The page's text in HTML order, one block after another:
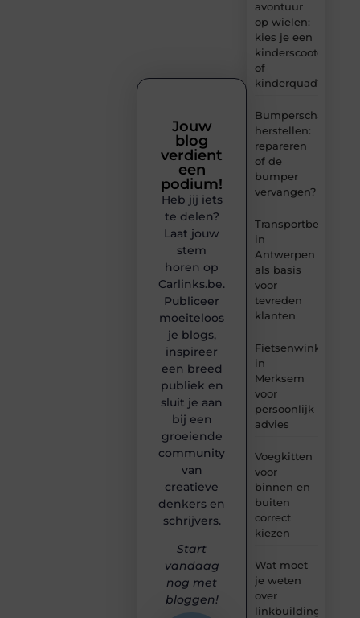
avontuur
op wielen:
kies je een
kinderscooter
of
kinderquad?
Bumperschade
herstellen:
repareren
of de
bumper
vervangen?
Transportbedrijf
in
Antwerpen
als basis
voor
tevreden
klanten
Fietsenwinkel
in
Merksem
voor
persoonlijk
advies
Voegkitten
voor
binnen en
buiten
correct
kiezen
Wat moet
je weten
over
linkbuilding?
Jouw
blog
verdient
een
podium!
Heb jij iets
te delen?
Laat jouw
stem
horen op
Carlinks.be.
Publiceer
moeiteloos
je blogs,
inspireer
een breed
publiek en
sluit je aan
bij een
groeiende
community
van
creatieve
denkers en
schrijvers.
Start
vandaag
nog met
bloggen!